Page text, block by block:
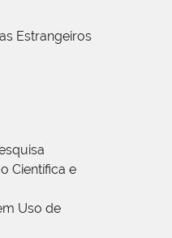
Estrangeiros
Científica e
Uso de